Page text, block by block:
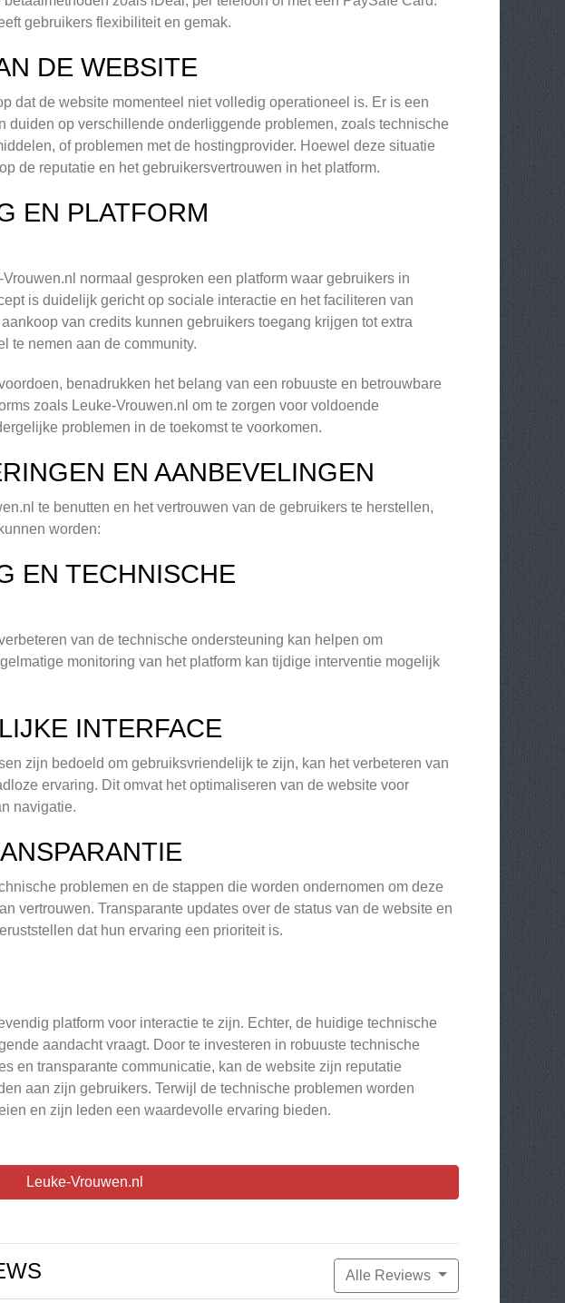
gebruikers flexibiliteit en gemak.
DE WEBSITE
dat de website momenteel niet volledig operationeel is. Er is een
duiden op verschillende onderliggende problemen, zoals technische
of problemen met de hostingprovider. Hoewel deze situatie
de reputatie en het gebruikersvertrouwen in het platform.
EN PLATFORM
normaal gesproken een platform waar gebruikers in
is duidelijk gericht op sociale interactie en het faciliteren van
van credits kunnen gebruikers toegang krijgen tot extra
te nemen aan de community.
benadrukken het belang van een robuuste en betrouwbare
zoals Leuke-Vrouwen.nl om te zorgen voor voldoende
problemen in de toekomst te voorkomen.
EN AANBEVELINGEN
te benutten en het vertrouwen van de gebruikers te herstellen,
worden:
EN TECHNISCHE
van de technische ondersteuning kan helpen om
monitoring van het platform kan tijdige interventie mogelijk
INTERFACE
zijn bedoeld om gebruiksvriendelijk te zijn, kan het verbeteren van
ervaring. Dit omvat het optimaliseren van de website voor
navigatie.
problemen en de stappen die worden ondernomen om deze
vertrouwen. Transparante updates over de status van de website en
dat hun ervaring een prioriteit is.
platform voor interactie te zijn. Echter, de huidige technische
aandacht vraagt. Door te investeren in robuuste technische
en transparante communicatie, kan de website zijn reputatie
aan zijn gebruikers. Terwijl de technische problemen worden
en zijn leden een waardevolle ervaring bieden.
Leuke-Vrouwen.nl
Alle Reviews